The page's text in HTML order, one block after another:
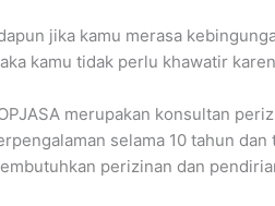
jika kamu merasa
kamu tidak perlu khawatir
merupakan konsultan
selama 10 tahun
perizinan dan